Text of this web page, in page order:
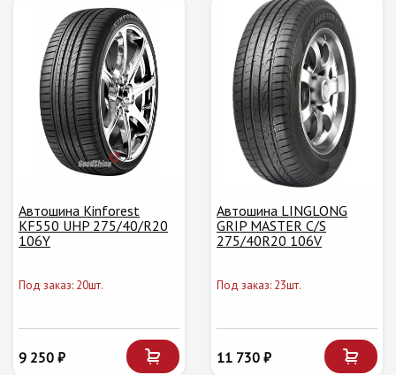
Автошина Kinforest
KF550 UHP 275/40/R20
106Y
Под заказ: 20шт.
9 250 ₽
Автошина LINGLONG
GRIP MASTER C/S
275/40R20 106V
Под заказ: 23шт.
11 730 ₽